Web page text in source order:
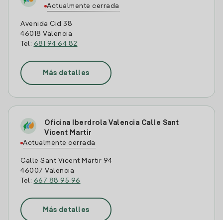
Actualmente cerrada
Avenida Cid 38
46018 Valencia
Tel: 681 94 64 82
Más detalles
Oficina Iberdrola Valencia Calle Sant
Vicent Martir
Actualmente cerrada
Calle Sant Vicent Martir 94
46007 Valencia
Tel: 667 88 95 96
Más detalles